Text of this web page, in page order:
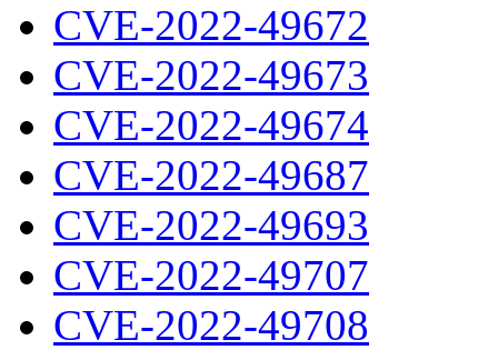
CVE-2022-49672
CVE-2022-49673
CVE-2022-49674
CVE-2022-49687
CVE-2022-49693
CVE-2022-49707
CVE-2022-49708